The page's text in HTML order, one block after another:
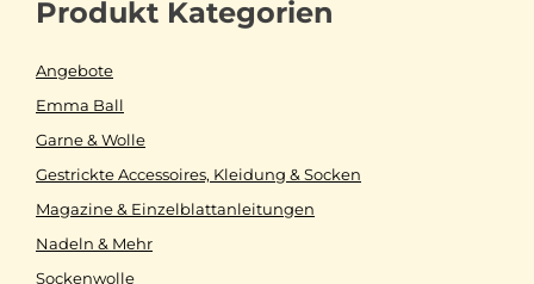
Produkt Kategorien
Angebote
Emma Ball
Garne & Wolle
Gestrickte Accessoires, Kleidung & Socken
Magazine & Einzelblattanleitungen
Nadeln & Mehr
Sockenwolle